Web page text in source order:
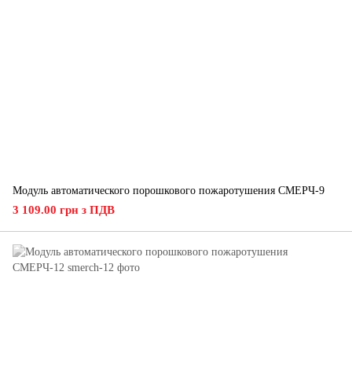
Модуль автоматического порошкового пожаротушения СМЕРЧ-9
3 109.00 грн з ПДВ